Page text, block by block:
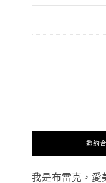
邀約
我是布雷克，愛